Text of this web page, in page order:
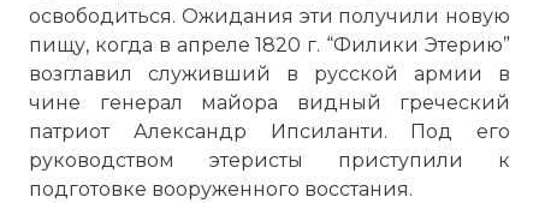
освободиться. Ожидания эти получили новую
пищу, когда в апреле 1820 г. “Филики Этерию”
возглавил служивший в русской армии в
чине генерал майора видный греческий
патриот Александр Ипсиланти. Под его
руководством этеристы приступили к
подготовке вооруженного восстания.